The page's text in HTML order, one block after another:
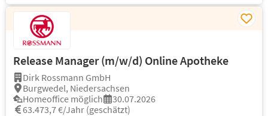
Release Manager (m/w/d) Online Apotheke
Dirk Rossmann GmbH
Burgwedel, Niedersachsen
Homeoffice möglich
30.07.2026
63.473,7 €/Jahr (geschätzt)